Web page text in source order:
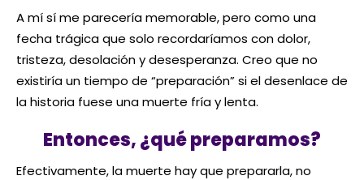
A mí sí me parecería memorable, pero como una
fecha trágica que solo recordaríamos con dolor,
tristeza, desolación y desesperanza. Creo que no
existiría un tiempo de “preparación” si el desenlace de
la historia fuese una muerte fría y lenta.
Entonces, ¿qué preparamos?
Efectivamente, la muerte hay que prepararla, no